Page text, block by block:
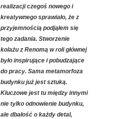
realizacji czegoś nowego i
kreatywnego sprawiało, że z
przyjemnością podjąłem się
tego zadania. Stworzenie
kolażu z Renomą w roli głównej
było inspirujące i pobudzające
do pracy. Sama metamorfoza
budynku już jest sztuką.
Kluczowe jest tu między innymi
nie tylko odnowienie budynku,
ale dbałość o każdy detal,